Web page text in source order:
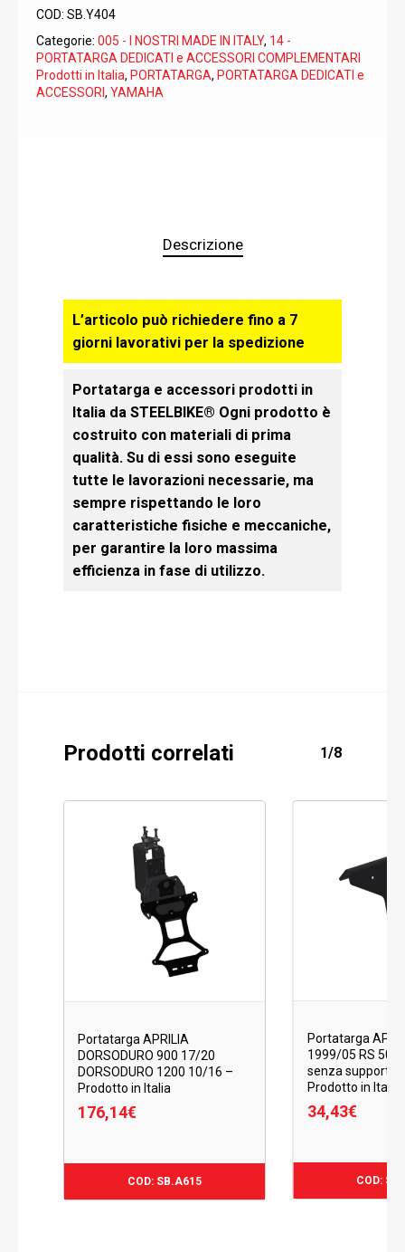
COD: SB.Y404
Categorie: 005 - I NOSTRI MADE IN ITALY, 14 -
PORTATARGA DEDICATI e ACCESSORI COMPLEMENTARI
Prodotti in Italia, PORTATARGA, PORTATARGA DEDICATI e
ACCESSORI , YAMAHA
Descrizione
L’articolo può richiedere fino a 7
giorni lavorativi per la spedizione
Portatarga e accessori prodotti in
Italia da STEELBIKE® Ogni prodotto è
costruito con materiali di prima
qualità. Su di essi sono eseguite
tutte le lavorazioni necessarie, ma
sempre rispettando le loro
caratteristiche fisiche e meccaniche,
per garantire la loro massima
efficienza in fase di utilizzo.
Prodotti correlati 1/8
Portatarga APRILIA
DORSODURO 900 17/20
DORSODURO 1200 10/16 –
Prodotto in Italia
176,14€
COD: SB.A615
Portatarga
1999/05 RS 50
senza supporto
Prodotto in Italia
34,43€
COD:
€